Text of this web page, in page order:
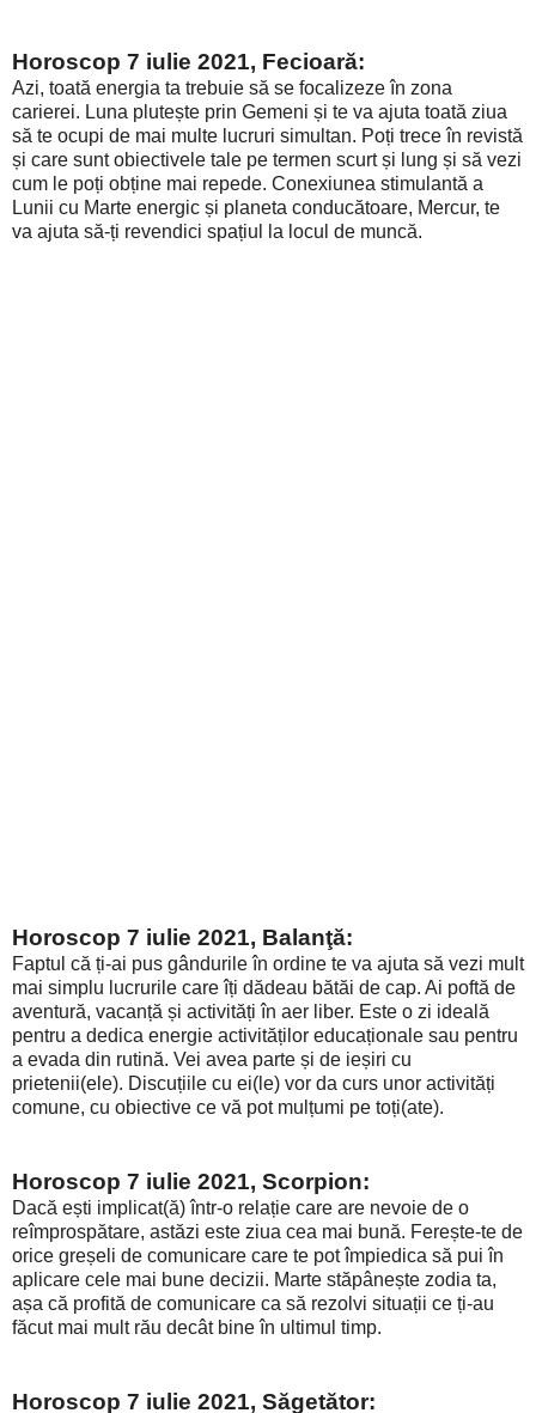
Horoscop 7 iulie 2021, Fecioară:
Azi, toată energia ta trebuie să se focalizeze în zona
carierei. Luna plutește prin Gemeni și te va ajuta toată ziua
să te ocupi de mai multe lucruri simultan. Poți trece în revistă
și care sunt obiectivele tale pe termen scurt și lung și să vezi
cum le poți obține mai repede. Conexiunea stimulantă a
Lunii cu Marte energic și planeta conducătoare, Mercur, te
va ajuta să-ți revendici spațiul la locul de muncă.
Horoscop 7 iulie 2021, Balanţă:
Faptul că ți-ai pus gândurile în ordine te va ajuta să vezi mult
mai simplu lucrurile care îți dădeau bătăi de cap. Ai poftă de
aventură, vacanță și activități în aer liber. Este o zi ideală
pentru a dedica energie activităților educaționale sau pentru
a evada din rutină. Vei avea parte și de ieșiri cu
prietenii(ele). Discuțiile cu ei(le) vor da curs unor activități
comune, cu obiective ce vă pot mulțumi pe toți(ate).
Horoscop 7 iulie 2021, Scorpion:
Dacă ești implicat(ă) într-o relație care are nevoie de o
reîmprospătare, astăzi este ziua cea mai bună. Ferește-te de
orice greșeli de comunicare care te pot împiedica să pui în
aplicare cele mai bune decizii. Marte stăpânește zodia ta,
așa că profită de comunicare ca să rezolvi situații ce ți-au
făcut mai mult rău decât bine în ultimul timp.
Horoscop 7 iulie 2021, Săgetător: